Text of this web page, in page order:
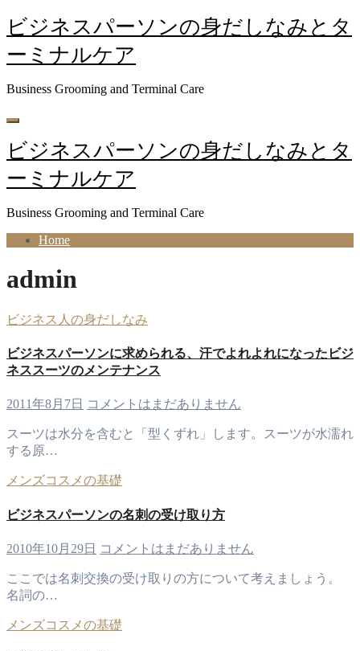
内
容
を
キ
プ
ビジネスパーソンの身だしなみとタ
ーミナルケア
Business Grooming and Terminal Care
ビジネスパーソンの身だしなみとタ
ーミナルケア
Business Grooming and Terminal Care
Home
admin
ビジネス人の身だしなみ
ビジネスパーソンに求められる、汗でよれよれになったビジ
ネススーツのメンテナンス
2011年8月7日 コメントはまだありません
スーツは水分を含むと「型くずれ」します。スーツが水濡れ
する原…
メンズコスメの基礎
ビジネスパーソンの名刺の受け取り方
2010年10月29日 コメントはまだありません
ここでは名刺交換の受け取りの方について考えましょう。
名詞の…
メンズコスメの基礎